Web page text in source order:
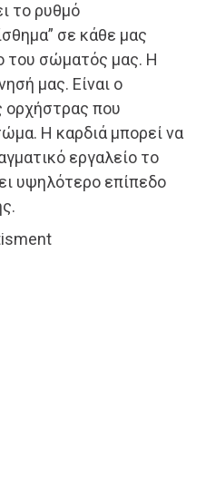
το ρυθμό
σε κάθε μας
του σώματός μας. Η
μας. Είναι ο
ορχήστρας που
Η καρδιά μπορεί να
εργαλείο το
υψηλότερο επίπεδο